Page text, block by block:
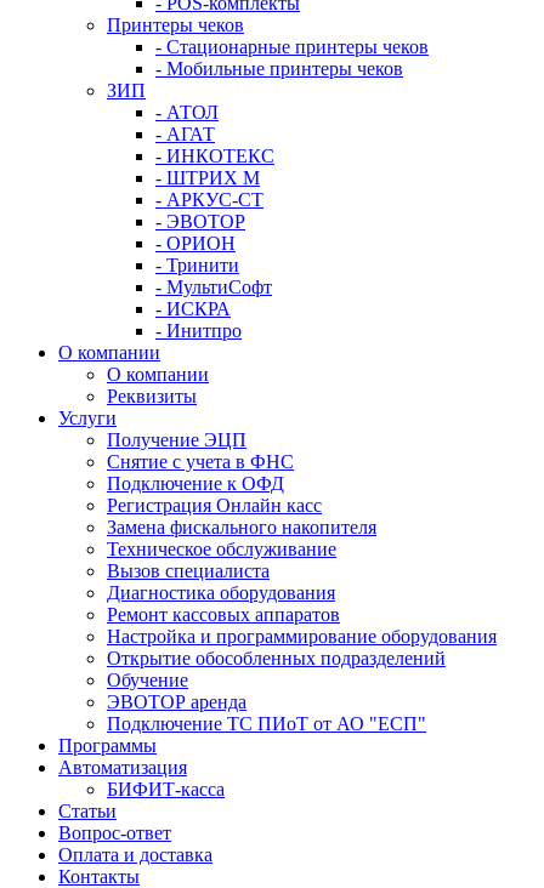
Принтеры чеков
- Стационарные принтеры чеков
- Мобильные принтеры чеков
ЗИП
- АТОЛ
- АГАТ
- ИНКОТЕКС
- ШТРИХ М
- АРКУС-СТ
- ЭВОТОР
- ОРИОН
- Тринити
- МультиСофт
- ИСКРА
- Инитпро
О компании
О компании
Реквизиты
Услуги
Получение ЭЦП
Снятие с учета в ФНС
Подключение к ОФД
Регистрация Онлайн касс
Замена фискального накопителя
Техническое обслуживание
Вызов специалиста
Диагностика оборудования
Ремонт кассовых аппаратов
Настройка и программирование оборудования
Открытие обособленных подразделений
Обучение
ЭВОТОР аренда
Подключение ТС ПИоТ от АО "ЕСП"
Программы
Автоматизация
БИФИТ-касса
Статьи
Вопрос-ответ
Оплата и доставка
Контакты